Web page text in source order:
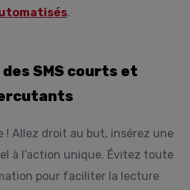
.
des SMS courts et
! Allez droit au but, insérez une
à l’action unique. Évitez toute
pour faciliter la lecture